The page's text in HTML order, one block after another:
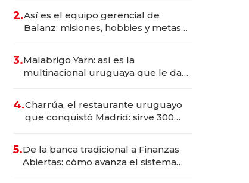
millones
2.Así es el equipo gerencial de
Balanz: misiones, hobbies y metas
3.Malabrigo Yarn: así es la
multinacional uruguaya que le da
4.Charrúa, el restaurante uruguayo
que conquistó Madrid: sirve 300
prepara apertura
5.De la banca tradicional a Finanzas
Abiertas: cómo avanza el sistema